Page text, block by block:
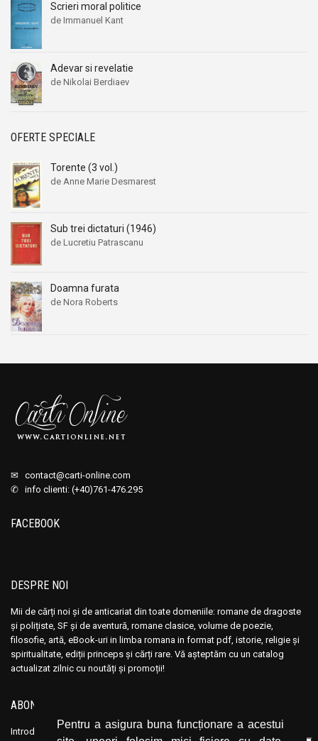
Pentru a asigura buna funcționare a acestui
Scrieri moral politice
de Immanuel Kant
Adevar si revelatie
de Nikolai Berdiaev
OFERTE SPECIALE
Torente (3 vol.)
de Anne Marie Desmarest
Sub trei dictaturi (1946)
de Lucretiu Patrascanu
Doamna furata
de Nora Roberts
✉ contact@carti-online.com
✆ info clienti: (+40)761-476.295
FACEBOOK
DESPRE NOI
Mii de cărți noi și de anticariat din toate domeniile: romane de dragoste
și polițiste, SF și de aventură, romane clasice, volume de poezie,
filosofie, artă, eBook-uri in limba romana in format pdf, istorie, religie și
spiritualitate, ediții princeps și cărți rare. Vă așteptăm cu un catalog
actualizat zilnic cu noutăți și promoții!
ABONEAZĂ-TE LA NEWSLETTER
Introduceți adresa dvs. de email și dați click pe butonul de abonare.